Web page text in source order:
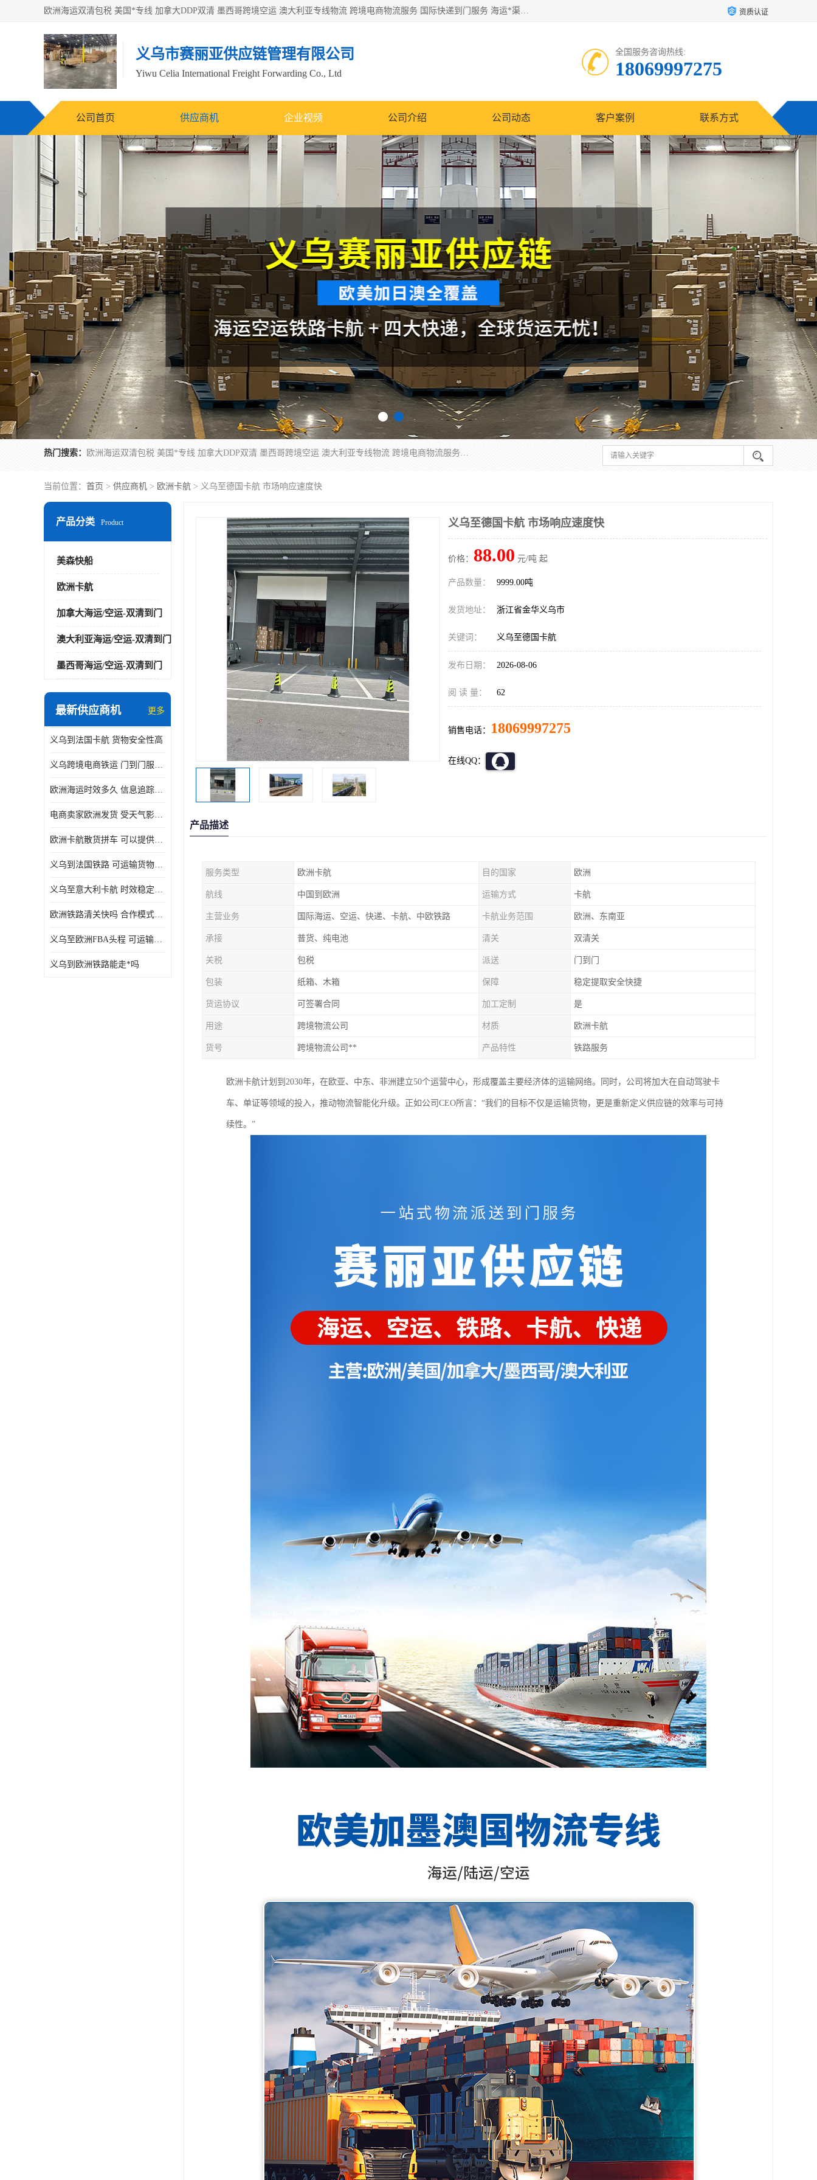
欧洲海运双清包税 美国*专线 加拿大DDP双清 墨西哥跨境空运 澳大利亚专线物流 跨境电商物流服务 国际快递到门服务 海运*渠道 一站式跨境物流解决方案 TikTok/SHEIN专线 电商平台FBA头程运输 国际铁路运输欧洲 UPS/DDHL/联邦快递跨境 美国双清到门物流 跨境*运输 资质认证
义乌市赛丽亚供应链管理有限公司
Yiwu Celia International Freight Forwarding Co., Ltd
全国服务咨询热线:
18069997275
公司首页 供应商机 企业视频 公司介绍 公司动态 客户案例 联系方式
热门搜索： 欧洲海运双清包税 美国*专线 加拿大DDP双清 墨西哥跨境空运 澳大利亚专线物流 跨境电商物流服务 国际快递到门服务 海运*渠道 一站式跨境物流解决方案 TikTok/SHEIN专线 电商平台FBA头程运输 国际铁路运输欧洲 UPS/DDHL/联邦快递跨境 美国双清到门物流 跨境*运输
当前位置： 首页 > 供应商机 > 欧洲卡航 > 义乌至德国卡航 市场响应速度快
产品分类 Product
美森快船
欧洲卡航
加拿大海运/空运-双清到门
澳大利亚海运/空运-双清到门
墨西哥海运/空运-双清到门
最新供应商机 更多
义乌到法国卡航 货物安全性高
义乌跨境电商铁运 门到门服务便捷
欧洲海运时效多久 信息追踪及时
电商卖家欧洲发货 受天气影响小
欧洲卡航散货拼车 可以提供个性化服务
义乌到法国铁路 可运输货物种类多
义乌至意大利卡航 时效稳定有保障
欧洲铁路清关快吗 合作模式多样
义乌至欧洲FBA头程 可运输货物种类多
义乌到欧洲铁路能走*吗
义乌至德国卡航 市场响应速度快
价格： 88.00 元/吨 起
产品数量： 9999.00吨
发货地址： 浙江省金华义乌市
关键词： 义乌至德国卡航
发布日期： 2026-08-06
阅 读 量： 62
销售电话： 18069997275
在线QQ：
产品描述
服务类型 欧洲卡航 目的国家 欧洲
航线 中国到欧洲 运输方式 卡航
主营业务 国际海运、空运、快递、卡航、中欧铁路 卡航业务范围 欧洲、东南亚
承接 普货、纯电池 清关 双清关
关税 包税 派送 门到门
包装 纸箱、木箱 保障 稳定提取安全快捷
货运协议 可签署合同 加工定制 是
用途 跨境物流公司 材质 欧洲卡航
货号 跨境物流公司** 产品特性 铁路服务
欧洲卡航计划到2030年，在欧亚、中东、非洲建立50个运营中心，形成覆盖主要经济体的运输网络。同时，公司将加大在自动驾驶卡
车、单证等领域的投入，推动物流智能化升级。正如公司CEO所言：“我们的目标不仅是运输货物，更是重新定义供应链的效率与可持
续性。”